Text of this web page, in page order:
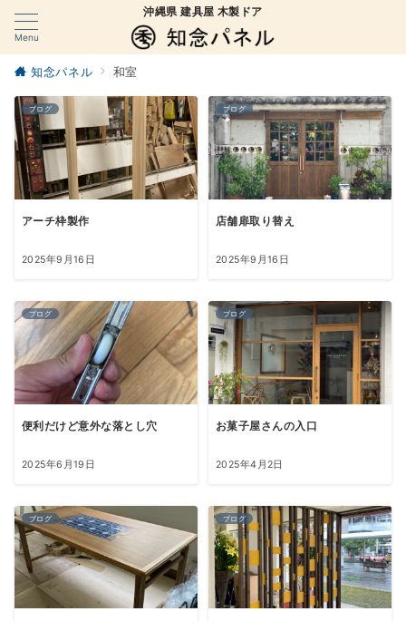
Menu
沖縄県 建具屋 木製ドア
知念パネル 和室
ブログ
アーチ枠製作
2025年9月16日
ブログ
店舗扉取り替え
2025年9月16日
ブログ
便利だけど意外な落とし穴
2025年6月19日
ブログ
お菓子屋さんの入口
2025年4月2日
ブログ ブログ